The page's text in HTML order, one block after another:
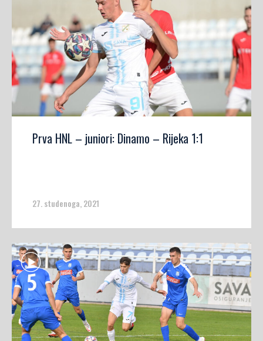
Prva HNL – juniori: Dinamo – Rijeka 1:1
27. studenoga, 2021